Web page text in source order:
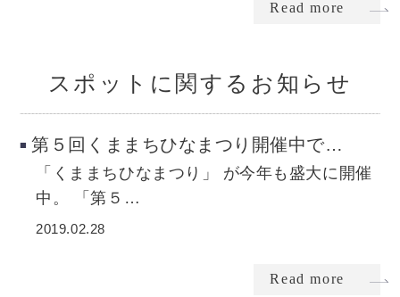
Read more
スポットに関するお知らせ
第５回くままちひなまつり開催中で…
「くままちひなまつり」 が今年も盛大に開催
中。 「第５…
2019.02.28
Read more